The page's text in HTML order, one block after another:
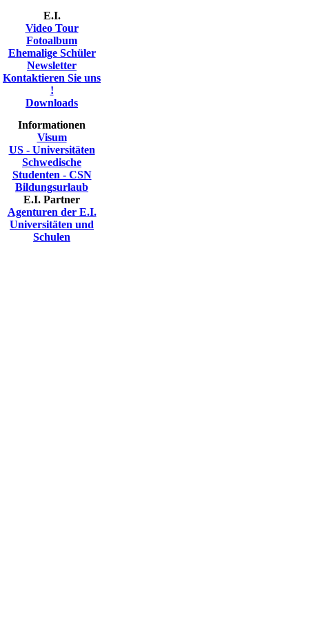
E.I.
Video Tour
Fotoalbum
Ehemalige Schüler
Newsletter
Kontaktieren Sie uns
!
Downloads
Informationen
Visum
US - Universitäten
Schwedische
Studenten - CSN
Bildungsurlaub
E.I. Partner
Agenturen der E.I.
Universitäten und
Schulen